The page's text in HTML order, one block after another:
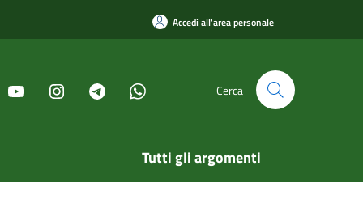
Accedi all'area personale
Cerca
Tutti gli argomenti